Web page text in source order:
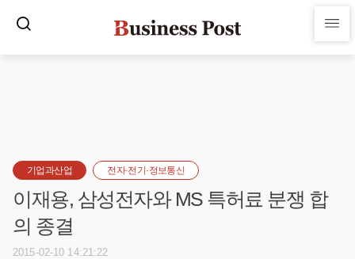
기업과산업 전자·전기·정보통신
이재용, 삼성전자와 MS 특허료 분쟁 합
의 종결
2015-02-10 14:21:22